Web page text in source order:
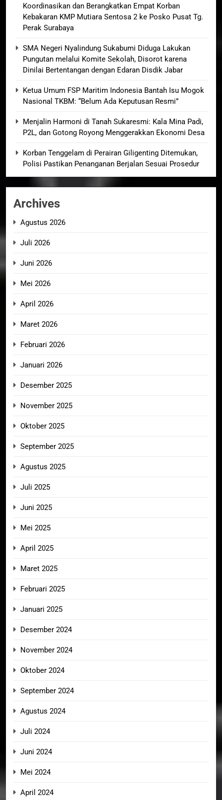
Koordinasikan dan Berangkatkan Empat Korban
Kebakaran KMP Mutiara Sentosa 2 ke Posko Pusat Tg.
Perak Surabaya
SMA Negeri Nyalindung Sukabumi Diduga Lakukan
Pungutan melalui Komite Sekolah, Disorot karena
Dinilai Bertentangan dengan Edaran Disdik Jabar
Ketua Umum FSP Maritim Indonesia Bantah Isu Mogok
Nasional TKBM: “Belum Ada Keputusan Resmi”
Menjalin Harmoni di Tanah Sukaresmi: Kala Mina Padi,
P2L, dan Gotong Royong Menggerakkan Ekonomi Desa
Korban Tenggelam di Perairan Giligenting Ditemukan,
Polisi Pastikan Penanganan Berjalan Sesuai Prosedur
Archives
Agustus 2026
Juli 2026
Juni 2026
Mei 2026
April 2026
Maret 2026
Februari 2026
Januari 2026
Desember 2025
November 2025
Oktober 2025
September 2025
Agustus 2025
Juli 2025
Juni 2025
Mei 2025
April 2025
Maret 2025
Februari 2025
Januari 2025
Desember 2024
November 2024
Oktober 2024
September 2024
Agustus 2024
Juli 2024
Juni 2024
Mei 2024
April 2024